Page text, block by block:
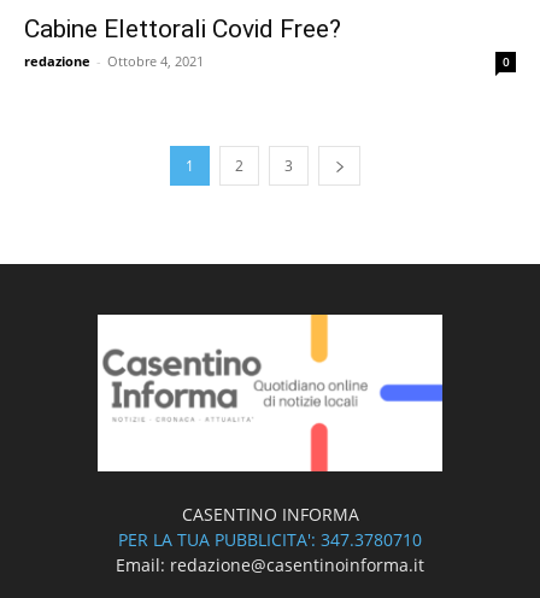
Cabine Elettorali Covid Free?
redazione - Ottobre 4, 2021 0
1 2 3
CASENTINO INFORMA
PER LA TUA PUBBLICITA': 347.3780710
Email: redazione@casentinoinforma.it